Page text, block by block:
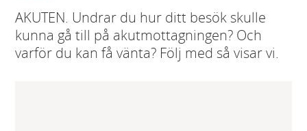
AKUTEN. Undrar du hur ditt besök skulle
kunna gå till på akutmottagningen? Och
varför du kan få vänta? Följ med så visar vi.